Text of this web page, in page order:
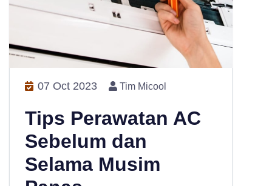
07 Oct 2023 Tim Micool
Tips Perawatan AC
Sebelum dan
Selama Musim